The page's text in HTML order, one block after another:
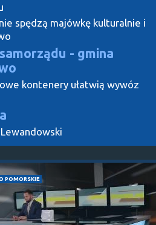
spędzą majówkę kulturalnie i
- gmina
kontenery ułatwią wywóz
Lewandowski
POMORSKIE